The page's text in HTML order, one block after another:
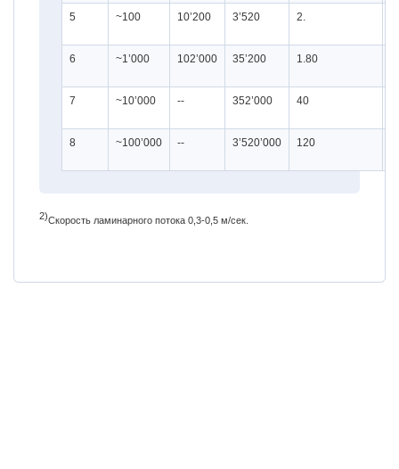
5 ~100 10’200 3’520 2.
6 ~1’000 102’000 35’200 1.80
7 ~10’000 -- 352’000 40
8 ~100’000 -- 3’520’000 120
2)Скорость ламинарного потока 0,3-0,5 м/сек.